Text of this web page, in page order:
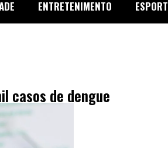
ENTRETENIMENTO
casos de dengue